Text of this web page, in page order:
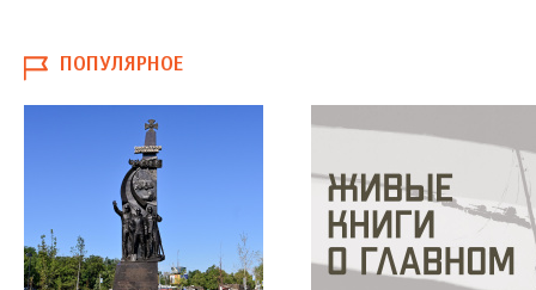
ПОПУЛЯРНОЕ